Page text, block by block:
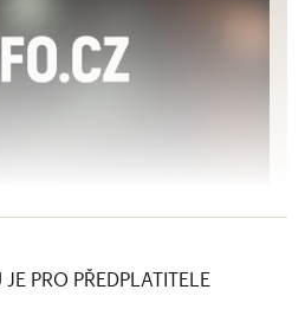
Petr Čornej vydává
PRO PŘEDPLATITELE